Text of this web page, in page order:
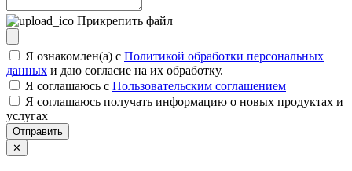
Прикрепить файл
Я ознакомлен(а) с Политикой обработки персональных
данных и даю согласие на их обработку.
Я соглашаюсь c Пользовательским соглашением
Я соглашаюсь получать информацию о новых продуктах и
услугах
Отправить
✕